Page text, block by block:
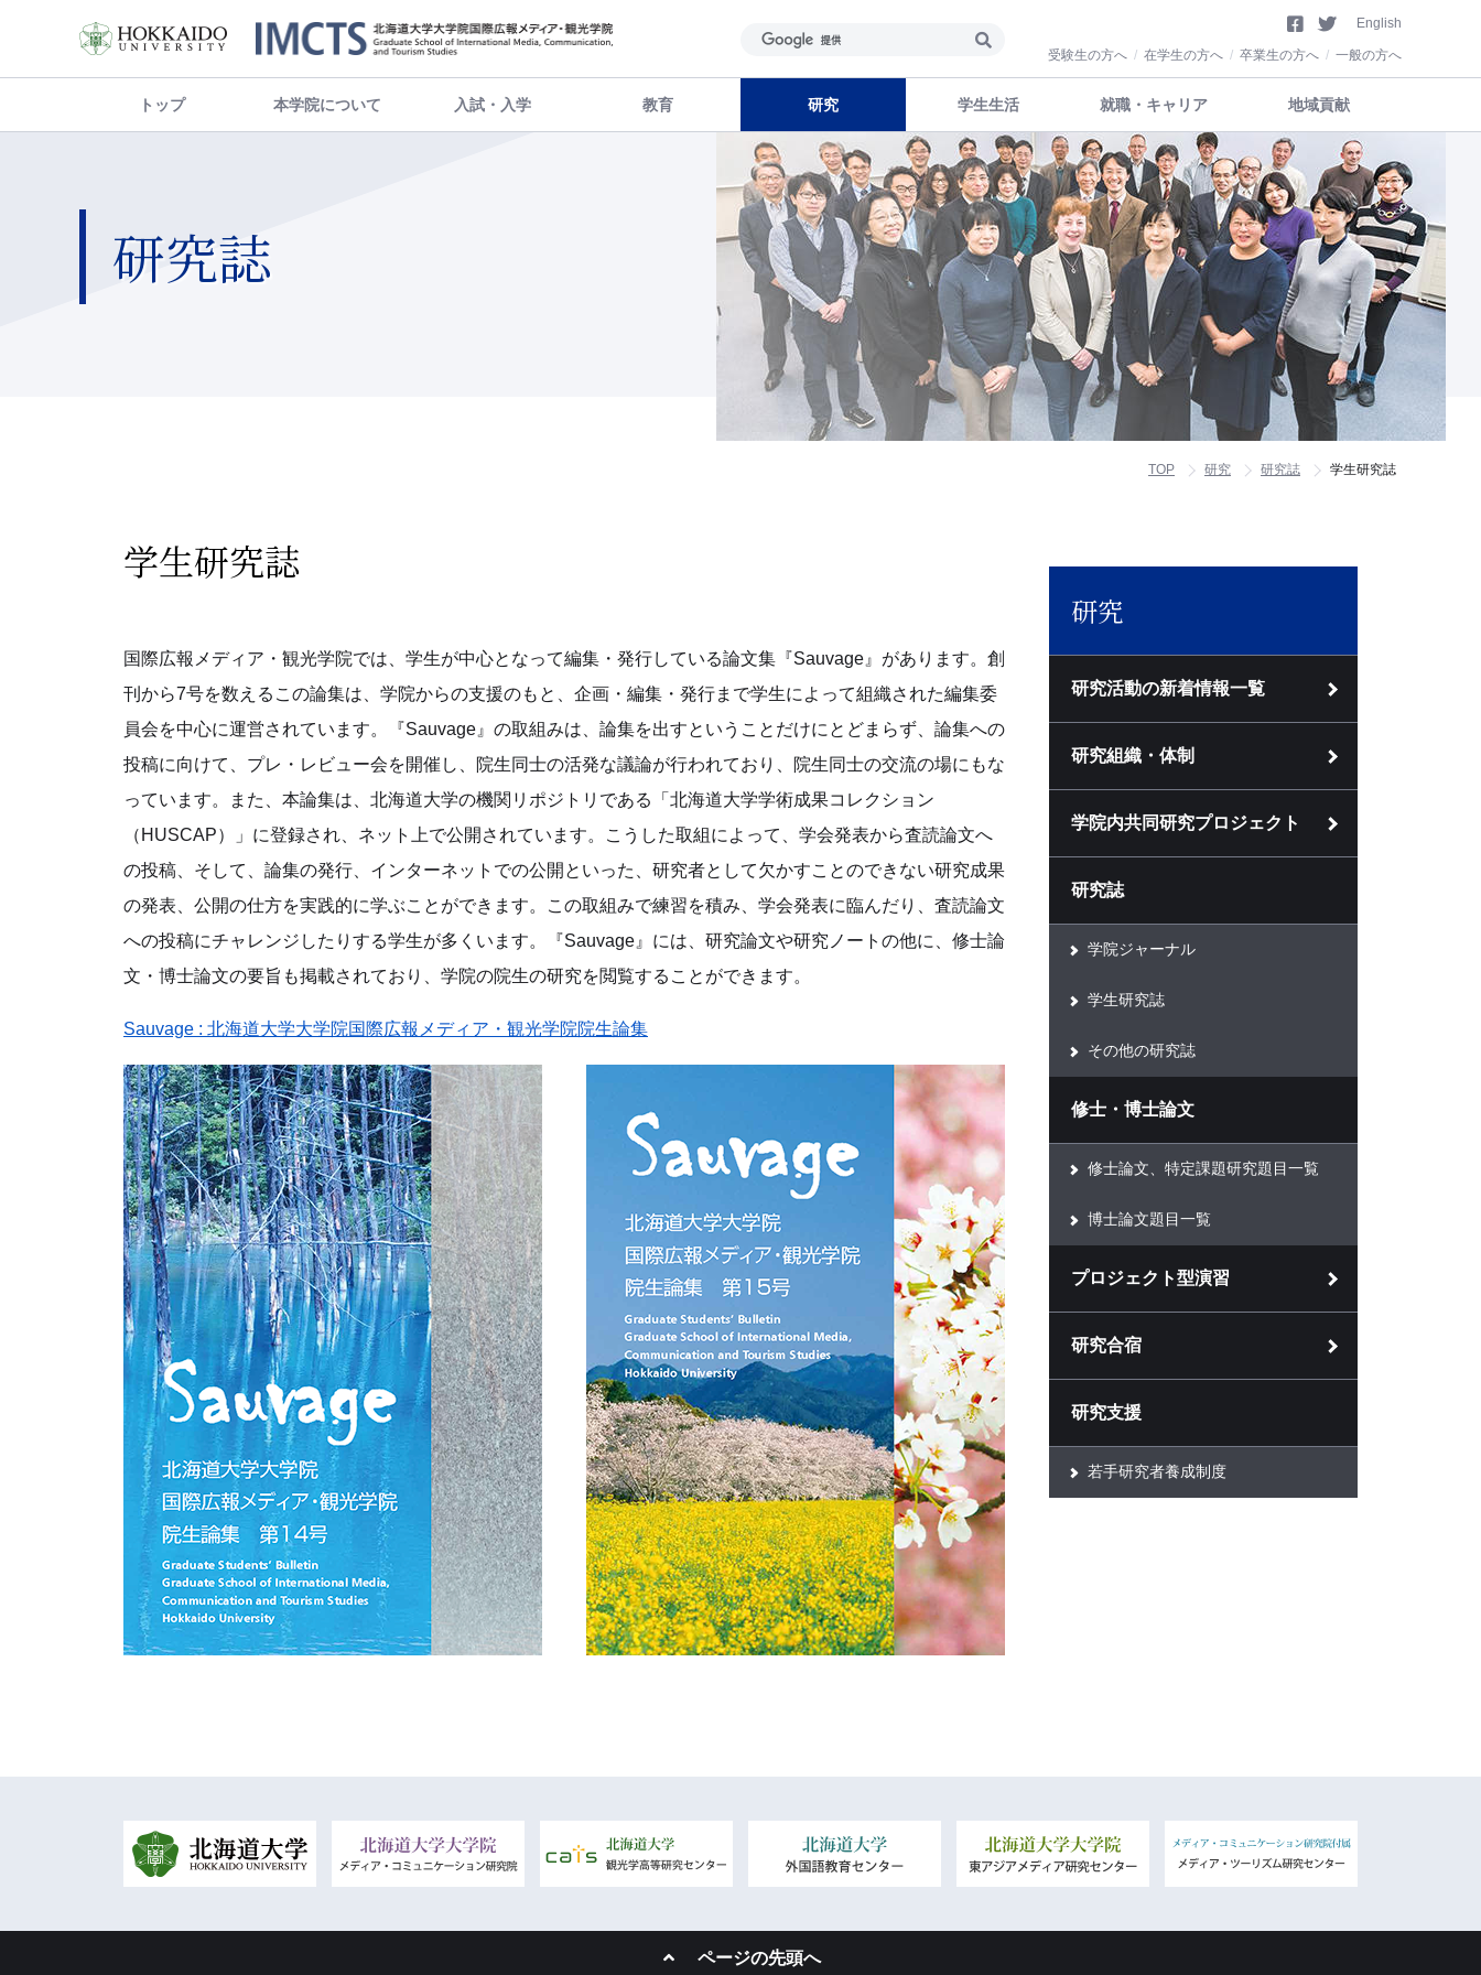
English
受験生の方へ 在学生の方へ 卒業生の方へ 一般の方へ
トップ 本学院について 入試・入学 教育 研究 学生生活 就職・キャリア 地域貢献
研究誌
TOP 研究 研究誌 学生研究誌
学生研究誌
国際広報メディア・観光学院では、学生が中心となって編集・発行している論文集『Sauvage』があります。創
刊から7号を数えるこの論集は、学院からの支援のもと、企画・編集・発行まで学生によって組織された編集委
員会を中心に運営されています。『Sauvage』の取組みは、論集を出すということだけにとどまらず、論集への
投稿に向けて、プレ・レビュー会を開催し、院生同士の活発な議論が行われており、院生同士の交流の場にもな
っています。また、本論集は、北海道大学の機関リポジトリである「北海道大学学術成果コレクション
（HUSCAP）」に登録され、ネット上で公開されています。こうした取組によって、学会発表から査読論文へ
の投稿、そして、論集の発行、インターネットでの公開といった、研究者として欠かすことのできない研究成果
の発表、公開の仕方を実践的に学ぶことができます。この取組みで練習を積み、学会発表に臨んだり、査読論文
への投稿にチャレンジしたりする学生が多くいます。『Sauvage』には、研究論文や研究ノートの他に、修士論
文・博士論文の要旨も掲載されており、学院の院生の研究を閲覧することができます。
Sauvage : 北海道大学大学院国際広報メディア・観光学院院生論集
研究
研究活動の新着情報一覧
研究組織・体制
学院内共同研究プロジェクト
研究誌
学院ジャーナル
学生研究誌
その他の研究誌
修士・博士論文
修士論文、特定課題研究題目一覧
博士論文題目一覧
プロジェクト型演習
研究合宿
研究支援
若手研究者養成制度
ページの先頭へ